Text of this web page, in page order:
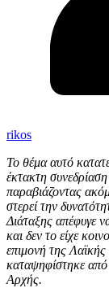
rikos
Το θέμα αυτό
έκτακτη
παραβιάζοντας
στερεί την
Διάταξης απέφυγε
και δεν το είχε
επιμονή της
καταψηφίστηκε
Αρχής.